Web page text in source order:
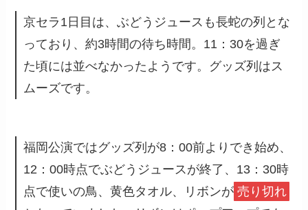
京セラ1日目は、ぶどうジュースも長蛇の列とな
っており、約3時間の待ち時間。11：30を過ぎ
た頃には並べなかったようです。グッズ列はス
ムーズです。
福岡公演ではグッズ列が8：00前よりでき始め、
12：00時点でぶどうジュースが終了、13：30時
点で使いの鳥、黄色タオル、リボンが 売り切れ